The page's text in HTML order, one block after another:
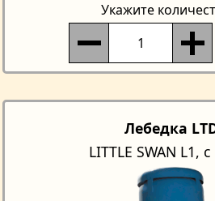
Укажите
Лебедка
LITTLE SWAN L1,